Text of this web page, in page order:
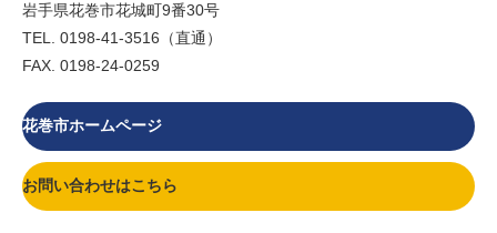
岩手県花巻市花城町9番30号
TEL. 0198-41-3516（直通）
FAX. 0198-24-0259
花巻市ホームページ
お問い合わせはこちら